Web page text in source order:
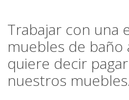
Trabajar con una
muebles de baño
quiere decir
nuestros muebles.